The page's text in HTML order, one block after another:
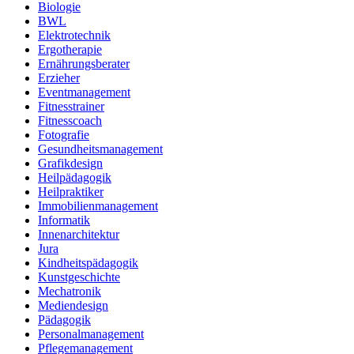
Biologie
BWL
Elektrotechnik
Ergotherapie
Ernährungsberater
Erzieher
Eventmanagement
Fitnesstrainer
Fitnesscoach
Fotografie
Gesundheitsmanagement
Grafikdesign
Heilpädagogik
Heilpraktiker
Immobilienmanagement
Informatik
Innenarchitektur
Jura
Kindheitspädagogik
Kunstgeschichte
Mechatronik
Mediendesign
Pädagogik
Personalmanagement
Pflegemanagement